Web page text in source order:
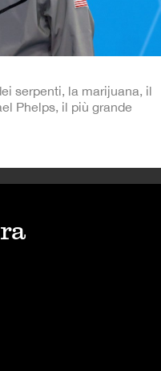
serpenti, la marijuana, il
Phelps, il più grande